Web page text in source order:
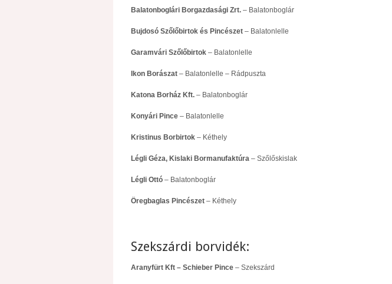
Balatonboglári Borgazdasági Zrt. – Balatonboglár
Bujdosó Szőlőbirtok és Pincészet – Balatonlelle
Garamvári Szőlőbirtok – Balatonlelle
Ikon Borászat – Balatonlelle – Rádpuszta
Katona Borház Kft. – Balatonboglár
Konyári Pince – Balatonlelle
Kristinus Borbirtok – Kéthely
Légli Géza, Kislaki Bormanufaktúra – Szőlőskislak
Légli Ottó – Balatonboglár
Öregbaglas Pincészet – Kéthely
Szekszárdi borvidék:
Aranyfürt Kft – Schieber Pince – Szekszárd